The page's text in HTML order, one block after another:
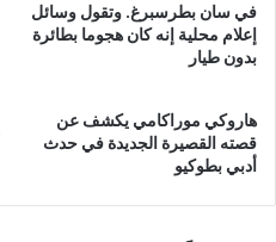
في سان بطرسبرغ. وتقول وسائل
إعلام محلية إنه كان هجوما بطائرة
بدون طيار
هاروكي موراكامي يكشف عن
قصته القصيرة الجديدة في حدث
أدبي بطوكيو